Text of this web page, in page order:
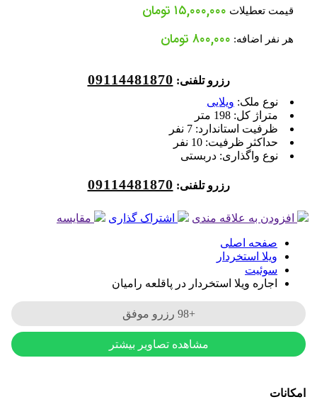
قیمت تعطیلات ۱۵,۰۰۰,۰۰۰ تومان
هر نفر اضافه: ۸۰۰,۰۰۰ تومان
رزرو تلفنی: 09114481870
نوع ملک: ویلایی
متراژ کل:198 متر
ظرفیت استاندارد:7 نفر
حداکثر ظرفیت:10 نفر
نوع واگذاری:دربستی
رزرو تلفنی: 09114481870
افزودن به علاقه مندی اشتراک گذاری مقایسه
صفحه اصلی
ویلا استخردار
سوئیت
اجاره ویلا استخردار در پاقلعه رامیان
+98 رزرو موفق
مشاهده تصاویر بیشتر
امکانات